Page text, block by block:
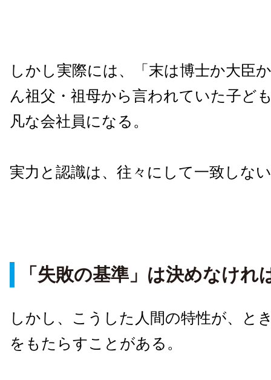
しかし実際には、「末は博士か大臣
ん祖父・祖母から言われていた子ど
凡な会社員になる。
実力と認識は、往々にして一致しな
「失敗の基準」は決めなけれ
しかし、こうした人間の特性が、と
をもたらすことがある。